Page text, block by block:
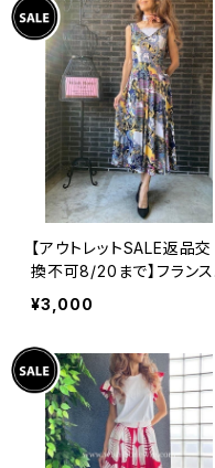
LOR④
【アウトレットSALE返品交
換不可8/20まで】フランス
製インポート・ロング丈マキ
シワンピース｜フレアAライ
エロー系プリント
¥3,000